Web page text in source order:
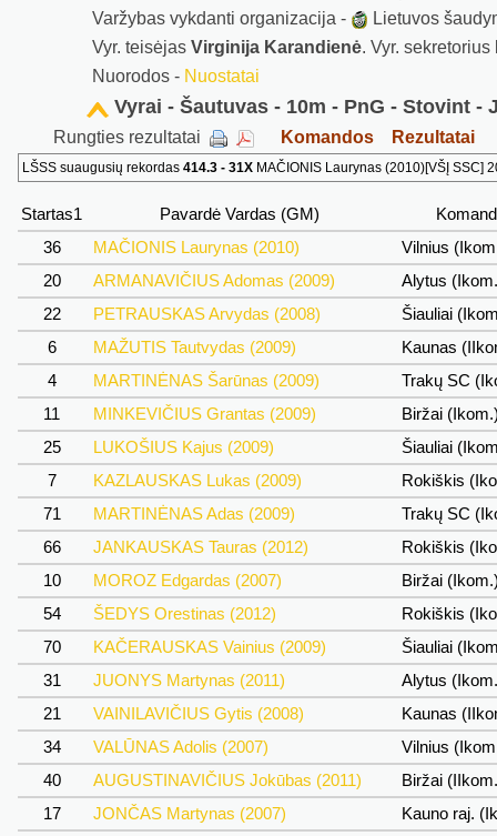
Varžybas vykdanti organizacija -
Lietuvos
Vyr. teisėjas Virginija Karandienė. Vyr. sekretorius
Nuorodos - Nuostatai
Vyrai - Šautuvas - 10m - PnG - Stovint -
Rungties rezultatai Komandos Rezultatai
LŠSS suaugusių rekordas 414.3 - 31X MAČIONIS Laurynas (2010)[VŠĮ
Startas1 Pavardė Vardas (GM)
36
MAČIONIS Laurynas (2010)
Vilnius
20
ARMANAVIČIUS Adomas (2009)
Alytus
22
PETRAUSKAS Arvydas (2008)
Šiauliai
6
MAŽUTIS Tautvydas (2009)
Kaunas
4
MARTINĖNAS Šarūnas (2009)
Trakų SC
11
MINKEVIČIUS Grantas (2009)
Biržai
25
LUKOŠIUS Kajus (2009)
Šiauliai
7
KAZLAUSKAS Lukas (2009)
Rokiškis
71
MARTINĖNAS Adas (2009)
Trakų SC
66
JANKAUSKAS Tauras (2012)
Rokiškis
10
MOROZ Edgardas (2007)
Biržai
54
ŠEDYS Orestinas (2012)
Rokiškis
70
KAČERAUSKAS Vainius (2009)
Šiauliai
31
JUONYS Martynas (2011)
Alytus
21
VAINILAVIČIUS Gytis (2008)
Kaunas
34
VALŪNAS Adolis (2007)
Vilnius
40
AUGUSTINAVIČIUS Jokūbas (2011)
Biržai
17
JONČAS Martynas (2007)
Kauno raj.